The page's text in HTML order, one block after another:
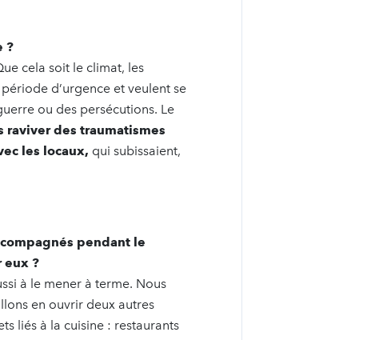
?
cela soit le climat, les
d’urgence et veulent se
ou des persécutions. Le
raviver des traumatismes
les locaux, qui subissaient,
pendant le
eux ?
à le mener à terme. Nous
en ouvrir deux autres
liés à la cuisine : restaurants